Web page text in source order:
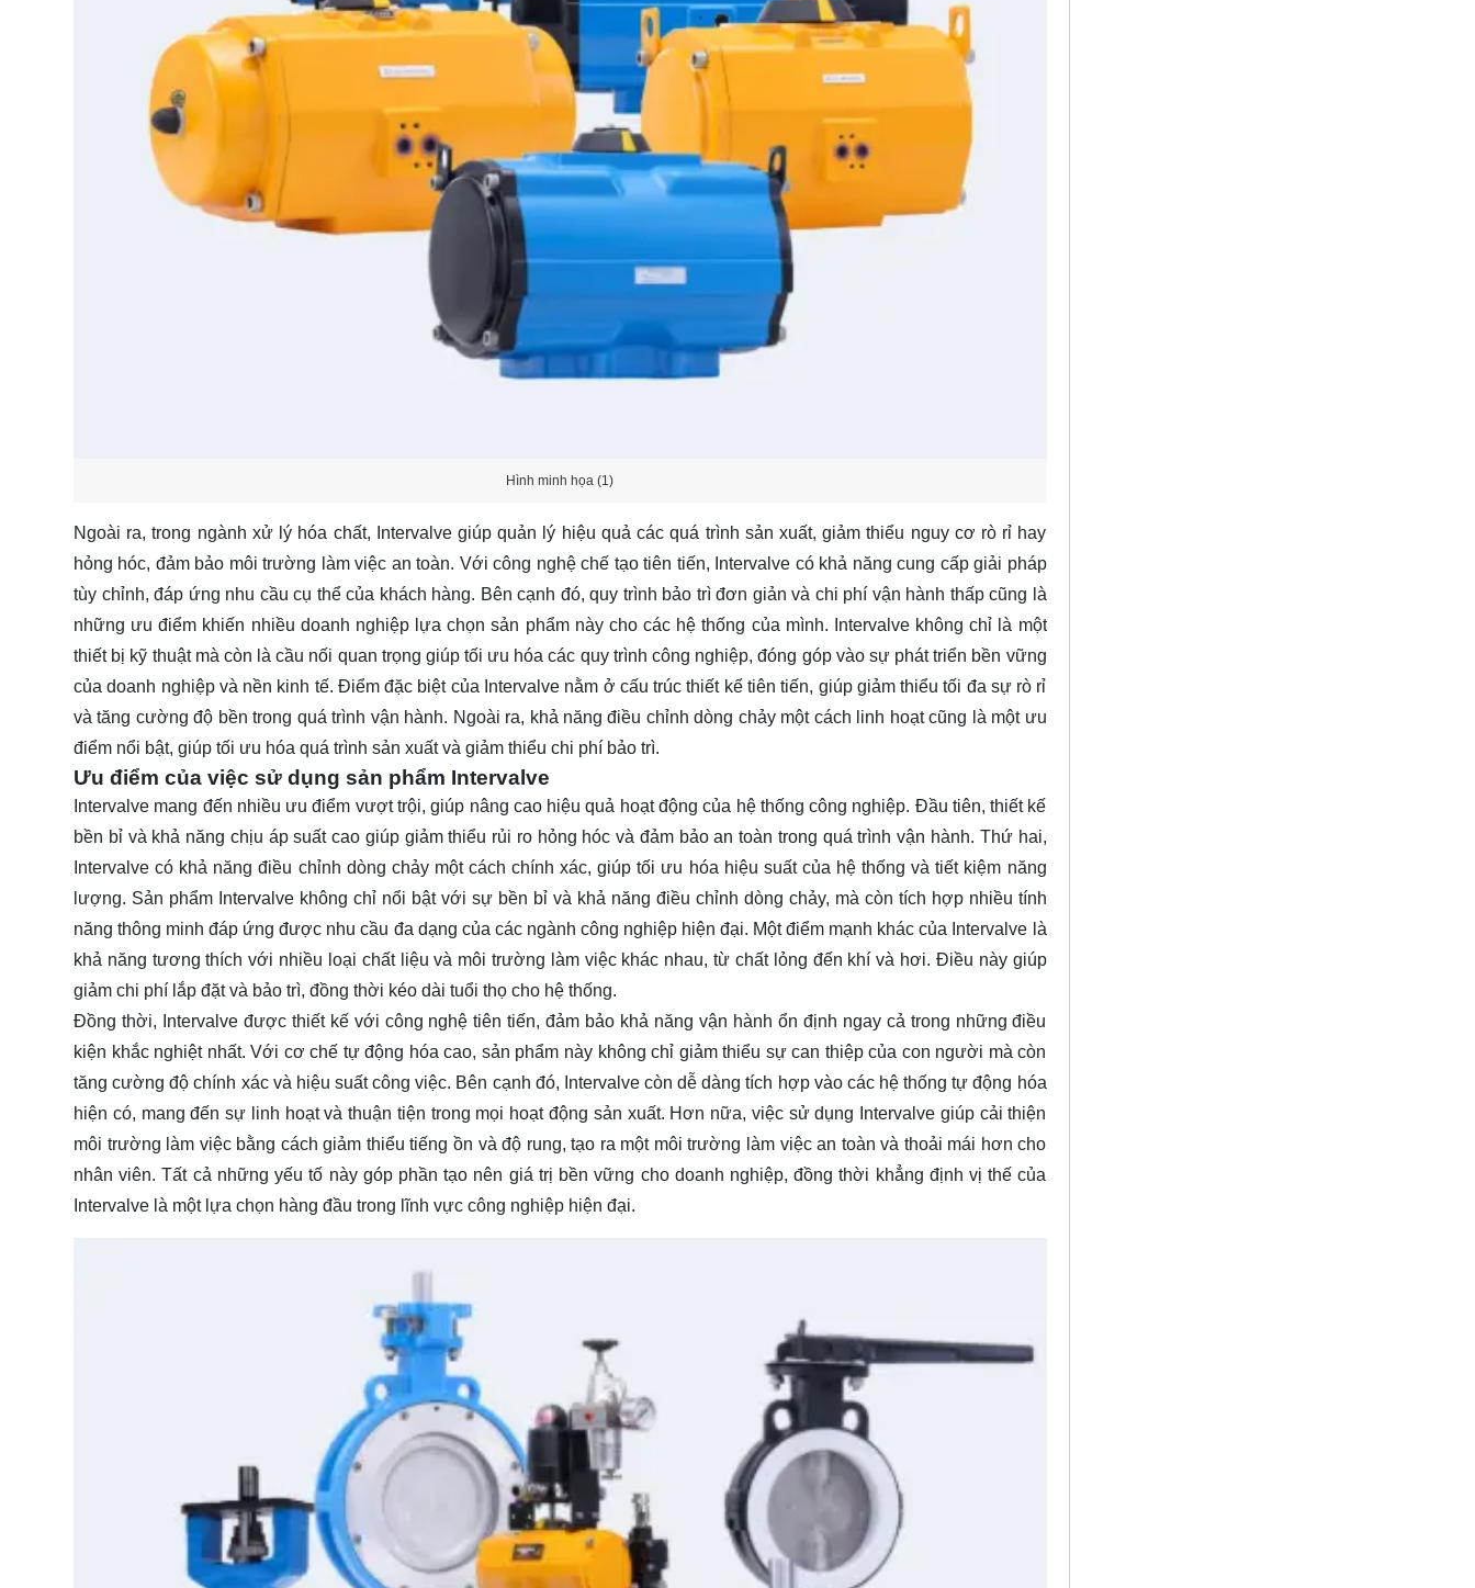
Hình minh họa (1)
Ngoài ra, trong ngành xử lý hóa chất, Intervalve giúp quản lý hiệu quả các quá trình sản xuất, giảm thiểu nguy cơ rò rỉ hay
hỏng hóc, đảm bảo môi trường làm việc an toàn. Với công nghệ chế tạo tiên tiến, Intervalve có khả năng cung cấp giải pháp
tùy chỉnh, đáp ứng nhu cầu cụ thể của khách hàng. Bên cạnh đó, quy trình bảo trì đơn giản và chi phí vận hành thấp cũng là
những ưu điểm khiến nhiều doanh nghiệp lựa chọn sản phẩm này cho các hệ thống của mình. Intervalve không chỉ là một
thiết bị kỹ thuật mà còn là cầu nối quan trọng giúp tối ưu hóa các quy trình công nghiệp, đóng góp vào sự phát triển bền vững
của doanh nghiệp và nền kinh tế. Điểm đặc biệt của Intervalve nằm ở cấu trúc thiết kế tiên tiến, giúp giảm thiểu tối đa sự rò rỉ
và tăng cường độ bền trong quá trình vận hành. Ngoài ra, khả năng điều chỉnh dòng chảy một cách linh hoạt cũng là một ưu
điểm nổi bật, giúp tối ưu hóa quá trình sản xuất và giảm thiểu chi phí bảo trì.
Ưu điểm của việc sử dụng sản phẩm Intervalve
Intervalve mang đến nhiều ưu điểm vượt trội, giúp nâng cao hiệu quả hoạt động của hệ thống công nghiệp. Đầu tiên, thiết kế
bền bỉ và khả năng chịu áp suất cao giúp giảm thiểu rủi ro hỏng hóc và đảm bảo an toàn trong quá trình vận hành. Thứ hai,
Intervalve có khả năng điều chỉnh dòng chảy một cách chính xác, giúp tối ưu hóa hiệu suất của hệ thống và tiết kiệm năng
lượng. Sản phẩm Intervalve không chỉ nổi bật với sự bền bỉ và khả năng điều chỉnh dòng chảy, mà còn tích hợp nhiều tính
năng thông minh đáp ứng được nhu cầu đa dạng của các ngành công nghiệp hiện đại. Một điểm mạnh khác của Intervalve là
khả năng tương thích với nhiều loại chất liệu và môi trường làm việc khác nhau, từ chất lỏng đến khí và hơi. Điều này giúp
giảm chi phí lắp đặt và bảo trì, đồng thời kéo dài tuổi thọ cho hệ thống.
Đồng thời, Intervalve được thiết kế với công nghệ tiên tiến, đảm bảo khả năng vận hành ổn định ngay cả trong những điều
kiện khắc nghiệt nhất. Với cơ chế tự động hóa cao, sản phẩm này không chỉ giảm thiểu sự can thiệp của con người mà còn
tăng cường độ chính xác và hiệu suất công việc. Bên cạnh đó, Intervalve còn dễ dàng tích hợp vào các hệ thống tự động hóa
hiện có, mang đến sự linh hoạt và thuận tiện trong mọi hoạt động sản xuất. Hơn nữa, việc sử dụng Intervalve giúp cải thiện
môi trường làm việc bằng cách giảm thiểu tiếng ồn và độ rung, tạo ra một môi trường làm việc an toàn và thoải mái hơn cho
nhân viên. Tất cả những yếu tố này góp phần tạo nên giá trị bền vững cho doanh nghiệp, đồng thời khẳng định vị thế của
Intervalve là một lựa chọn hàng đầu trong lĩnh vực công nghiệp hiện đại.